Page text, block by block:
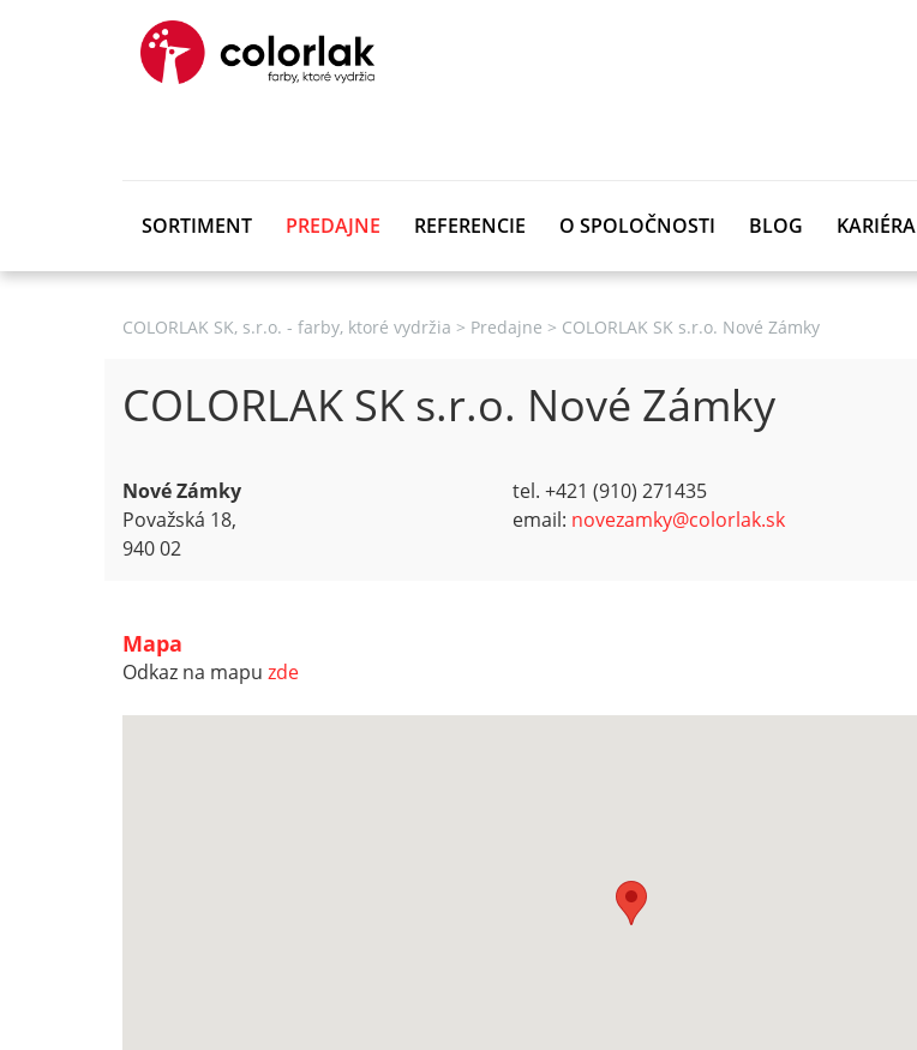
SORTIMENT PREDAJNE REFERENCIE O SPOLOČNOSTI BLOG KARIÉRA
COLORLAK SK, s.r.o. - farby, ktoré vydržia > Predajne > COLORLAK SK s.r.o. Nové Zámky
COLORLAK SK s.r.o. Nové Zámky
Nové Zámky
Považská 18,
940 02
tel. +421 (910) 271435
email: novezamky@colorlak.sk
Mapa
Odkaz na mapu zde